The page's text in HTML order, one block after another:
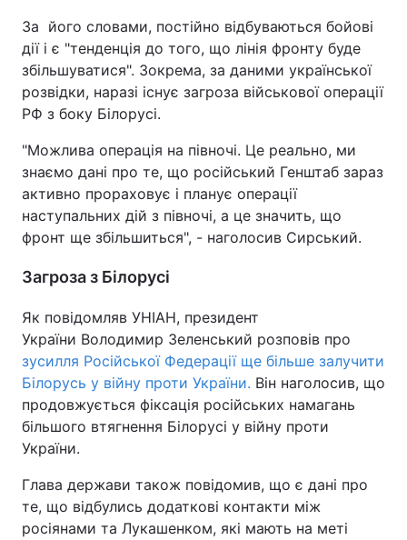
За його словами, постійно відбуваються бойові
дії і є "тенденція до того, що лінія фронту буде
збільшуватися". Зокрема, за даними української
розвідки, наразі існує загроза військової операції
РФ з боку Білорусі.
"Можлива операція на півночі. Це реально, ми
знаємо дані про те, що російський Генштаб зараз
активно прораховує і планує операції
наступальних дій з півночі, а це значить, що
фронт ще збільшиться", - наголосив Сирський.
Загроза з Білорусі
Як повідомляв УНІАН, президент
України Володимир Зеленський розповів про
зусилля Російської Федерації ще більше залучити
Білорусь у війну проти України. Він наголосив, що
продовжується фіксація російських намагань
більшого втягнення Білорусі у війну проти
України.
Глава держави також повідомив, що є дані про
те, що відбулись додаткові контакти між
росіянами та Лукашенком, які мають на меті